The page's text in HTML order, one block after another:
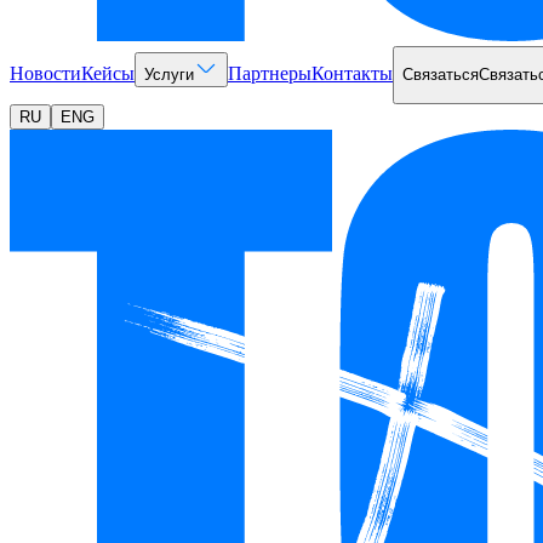
НовостиКейсы Услуги ПартнерыКонтакты Связаться
RU ENG